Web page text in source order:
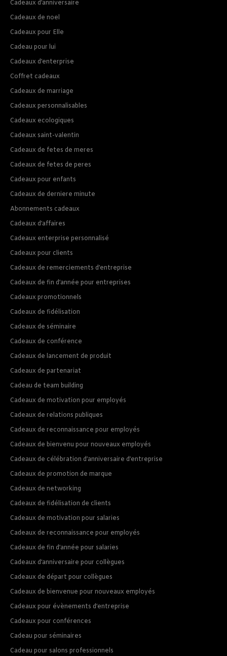
Cadeaux d’anniversaire
Cadeaux de noel
Cadeaux pour Elle
Cadeau pour lui
Cadeaux d’enterprise
Coffret cadeaux
Cadeaux de marriage
Cadeaux personnalisables
Cadeaux ecologiques
Cadeaux saint-valentin
Cadeaux de fetes de meres
Cadeaux de fetes de peres
Cadeaux pour enfants
Cadeaux de derniere minute
Abonnements cadeaux
Cadeaux d’affaires
Cadeaux enterprise personnalisé
Cadeaux pour clients
Cadeaux de remerciements d’entreprise
Cadeaux de fin d’année pour entreprises
Cadeaux promotionnels
Cadeaux de fidélisation
Cadeaux de séminaire
Cadeaux de conférence
Cadeaux de lancement de produit
Cadeaux de partenariat
Cadeau de team building
Cadeaux de motivation pour employés
Cadeaux de relations publiques
Cadeaux de reconnaissance pour employés
Cadeaux de bienvenu pour nouveaux employés
Cadeaux de célébration d’anniversaire d’entreprise
Cadeaux de promotion de marque
Cadeaux de networking
Cadeaux de fidélisation de clients
Cadeaux de motivation pour salaries
Cadeaux de reconnaissance pour employés
Cadeaux de fin d’année pour salaries
Cadeaux d’anniversaire pour collègues
Cadeaux de départ pour collègues
Cadeaux de bienvenue pour nouveaux employés
Cadeaux pour évènements d’entreprise
Cadeaux pour conférences
Cadeau pour séminaires
Cadeau pour salons professionnels